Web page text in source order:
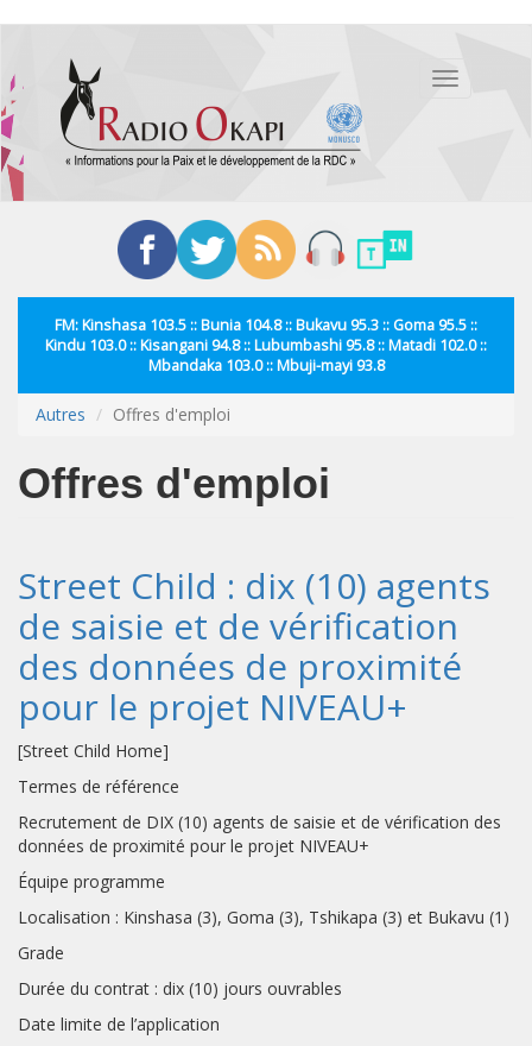
contenu
principal
Toggle
FM: Kinshasa 103.5 :: Bunia 104.8 :: Bukavu 95.3 :: Goma 95.5 ::
Kindu 103.0 :: Kisangani 94.8 :: Lubumbashi 95.8 :: Matadi 102.0 ::
Mbandaka 103.0 :: Mbuji-mayi 93.8
Autres Offres d'emploi
Offres d'emploi
Street Child : dix (10) agents
de saisie et de vérification
des données de proximité
pour le projet NIVEAU+
[Street Child Home]
Termes de référence
Recrutement de DIX (10) agents de saisie et de vérification des
données de proximité pour le projet NIVEAU+
Équipe programme
Localisation : Kinshasa (3), Goma (3), Tshikapa (3) et Bukavu (1)
Grade
Durée du contrat : dix (10) jours ouvrables
Date limite de l’application